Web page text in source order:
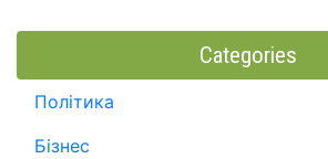
Categories
Політика
Бізнес